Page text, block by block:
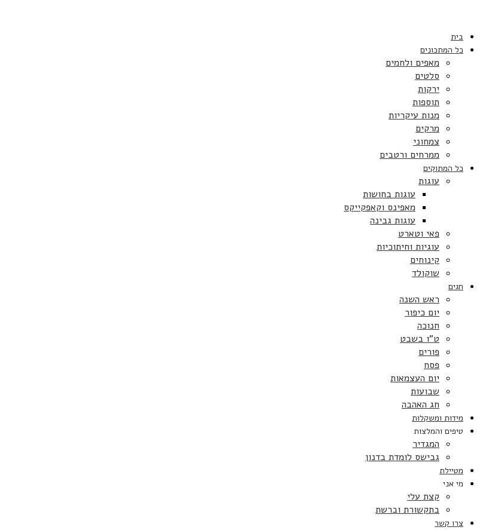
בית
כל המתכונים
מאפים ולחמים
סלטים
ירקות
תוספות
מנות עיקריות
מרקים
צמחוני
ממרחים ורטבים
כל המתוקים
עוגות
עוגות בחושות
מאפינס וקאפקייקס
עוגות גבינה
פאי וטארט
עוגיות וחיתוכיות
קינוחים
שוקולד
חגים
ראש השנה
יום כיפור
חנוכה
ט”ו בשבט
פורים
פסח
יום העצמאות
שבועות
חג האהבה
מידות ומשקלות
טיפים והמלצות
המגדיר
גבישס לומדת בדנון
מטיילת
מי אני
קצת עלי
בתקשורת וברשת
צרו קשר